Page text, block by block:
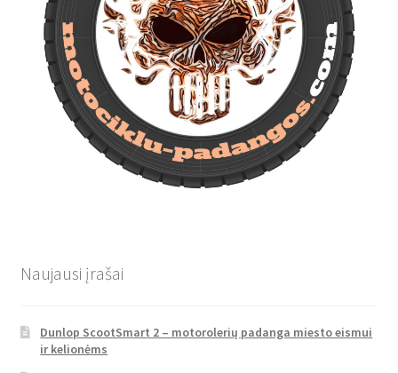
Naujausi įrašai
Dunlop ScootSmart 2 – motorolerių padanga miesto eismui
ir kelionėms